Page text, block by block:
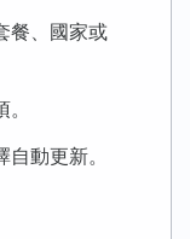
餐、國家或
動更新。